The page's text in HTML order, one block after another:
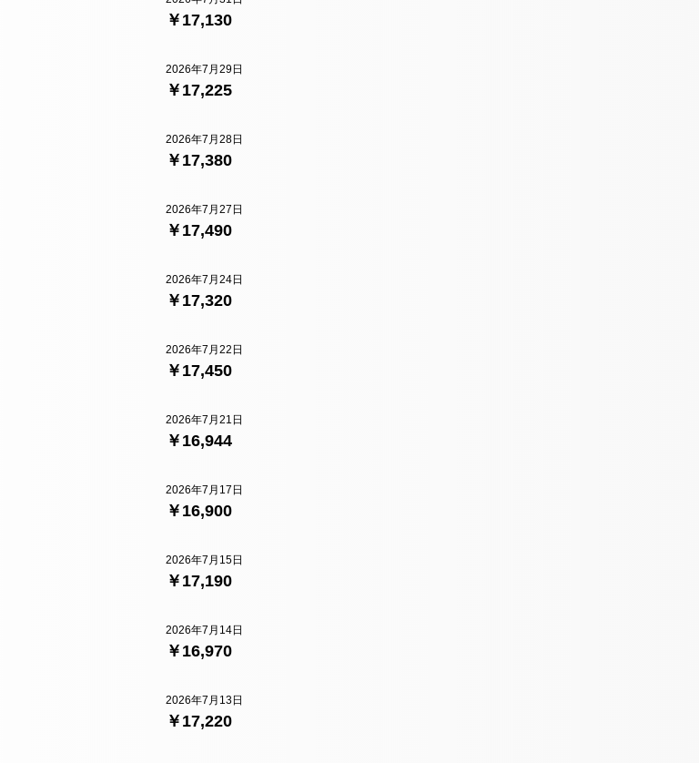
￥17,130
￥17,225
2026年7月29日
￥17,380
2026年7月28日
￥17,490
2026年7月27日
￥17,320
2026年7月24日
￥17,450
2026年7月22日
￥16,944
2026年7月21日
￥16,900
2026年7月17日
￥17,190
2026年7月15日
￥16,970
2026年7月14日
￥17,220
2026年7月13日